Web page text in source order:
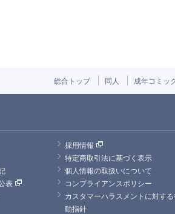
総合トップ 同人 成年コミッ
採用情報
特定商取引法に基づく表示
個人情報の取扱いについて
表
コンプライアンスポリシー
カスタマーハラスメントに対す
動指針